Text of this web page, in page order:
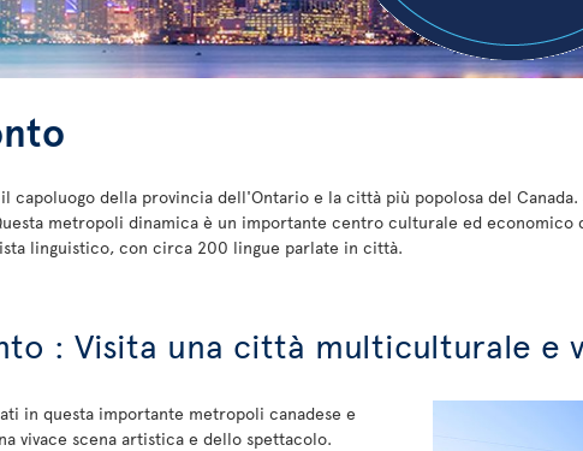
capoluogo della provincia dell'Ontario e la città più popolosa del
metropoli dinamica è un importante centro culturale ed economico
linguistico, con circa 200 lingue parlate in città.
: Visita una città multiculturale e
in questa importante metropoli canadese e
vivace scena artistica e dello spettacolo.